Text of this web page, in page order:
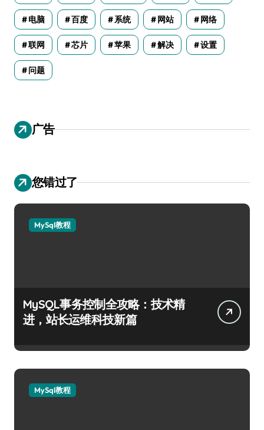
电脑 百度 系统 网站 网络
联网 芯片 苹果 解决 设置
问题
广告
您错过了
MySql教程
MySQL事务控制全攻略：技术精
进，站长运维科技新篇
MySql教程